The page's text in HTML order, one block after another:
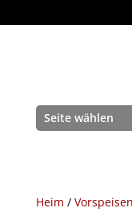
Seite wählen
Heim /